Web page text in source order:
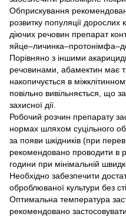
Обприскування
розвитку популяції
діючих речовин препарат
Порівняно з іншими
речовинами, абамектин має
накопичується в
повільно вивільняється, що
захисної дії.
Робочий розчин препарату
нормах шляхом суцільного
за появи шкідників (при
рекомендовано проводити в
години при мінімальній
Необхідно забезпечити
оброблюваної культури без
Оптимальна температура
рекомендовано